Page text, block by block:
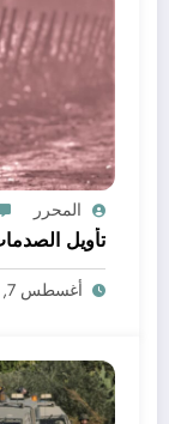
المحرر
تأويل
أغسطس 7, 2026